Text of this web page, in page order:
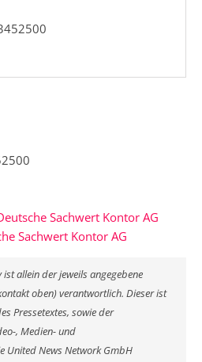
Sachwert Kontor AG
Sachwert Kontor AG
allein der jeweils angegebene
oben) verantwortlich. Dieser ist
Pressetextes, sowie der
, Medien- und
United News Network GmbH